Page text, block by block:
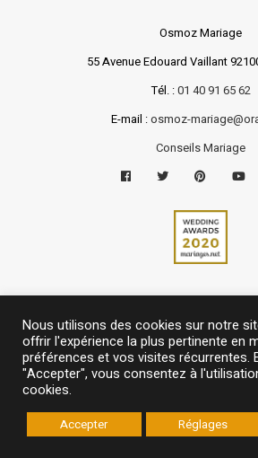
Osmoz Mariage
55 Avenue Edouard Vaillant
Tél. :01 40 91 65 62
E-mail :osmoz-
Conseils Mariage
Mentions légales Politique de
Nous utilisons des cookies sur notre
offrir l'expérience la plus pertinente en
préférences et vos visites récurrentes.
"Accepter", vous consentez à
cookies.
Accepter Réglages